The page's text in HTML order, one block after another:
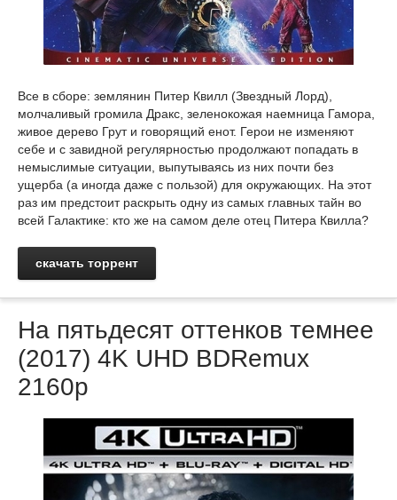
Все в сборе: землянин Питер Квилл (Звездный Лорд),
молчаливый громила Дракс, зеленокожая наемница Гамора,
живое дерево Грут и говорящий енот. Герои не изменяют
себе и с завидной регулярностью продолжают попадать в
немыслимые ситуации, выпутываясь из них почти без
ущерба (а иногда даже с пользой) для окружающих. На этот
раз им предстоит раскрыть одну из самых главных тайн во
всей Галактике: кто же на самом деле отец Питера Квилла?
скачать торрент
На пятьдесят оттенков темнее
(2017) 4K UHD BDRemux
2160p